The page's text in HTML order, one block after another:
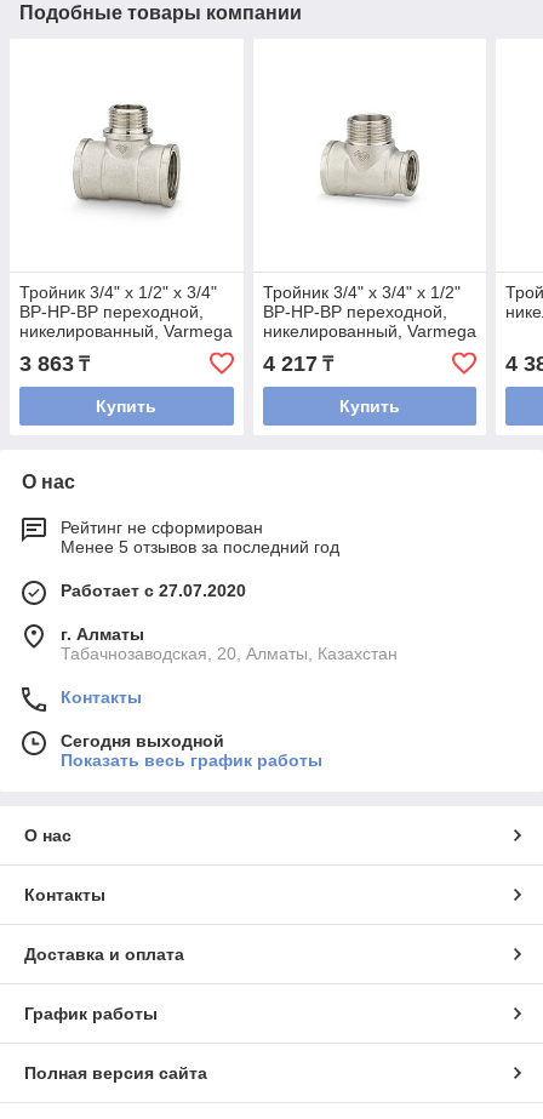
Подобные товары компании
Тройник 3/4" x 1/2" x 3/4"
ВР-НР-ВР переходной,
никелированный, Varmega
3 863 ₸
Купить
Тройник 3/4" x 3/4" x 1/2"
ВР-НР-ВР переходной,
никелированный, Varmega
4 217₸
Купить
4
О нас
Рейтинг не сформирован
Менее 5 отзывов за последний год
Работает с 27.07.2020
г. Алматы
Табачнозаводская, 20, Алматы, Казахстан
Контакты
Сегодня выходной
Показать весь график работы
О нас
Контакты
Доставка и оплата
График работы
Полная версия сайта